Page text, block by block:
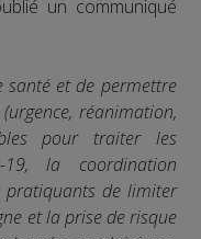
un communiqué
santé et de permettre
réanimation,
pour traiter les
19, la coordination
pratiquants de limiter
et la prise de risque